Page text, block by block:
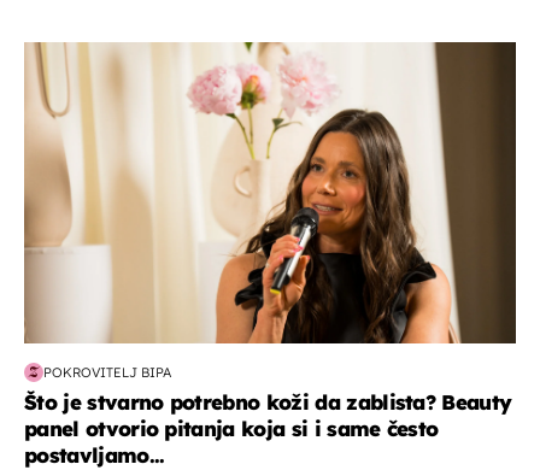
moda & ljepota
POKROVITELJ BIPA
Što je stvarno potrebno koži da zablista? Beauty
panel otvorio pitanja koja si i same često
postavljamo...